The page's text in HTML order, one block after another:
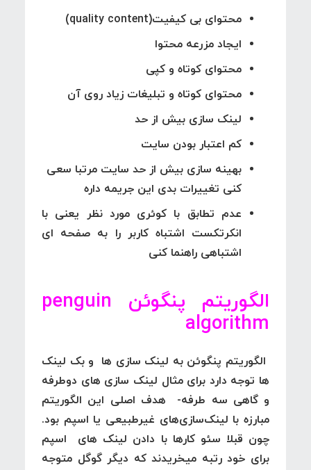
محتوای بی کیفیت(quality content)
ایجاد مزرعه محتوا
محتوای کوتاه و کپی
محتوای کوتاه و تبلیغات زیاد روی آن
لینک سازی بیش از حد
کم اعتبار بودن سایت
بهینه سازی بیش از حد سایت مرتبا سعی
کنی تغییرات بدی این جریمه داره
عدم تطابق با کوئری مورد نظر یعنی با
انکرتکست اشتباه کاربر را به صفحه ای
اشتباهی راهنما کنی
الگوریتم پنگوئن penguin
algorithm
الگوریتم پنگوئن به لینک سازی ها و بک لینک
ها توجه دارد برای مثال لینک سازی های دوطرفه
و گاهی سه طرفه- هدف اصلی این الگوریتم
مبارزه با لینک‌سازی‌های غیرطبیعی یا اسپم بود.
چون قبلا سئو کارها با دادن لینک های اسپم
برای خود رتبه میخریدند که دیگر گوگل متوجه